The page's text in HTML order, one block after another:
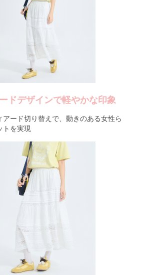
ドデザインで軽やかな印象
アード切り替えで、動きのある女性ら
トを実現